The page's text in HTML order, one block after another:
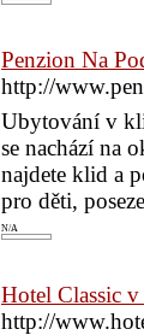
Penzion Na
http://
Ubytování v
se nachází na
najdete klid a
pro děti,
N/A
Hotel Classic
http://